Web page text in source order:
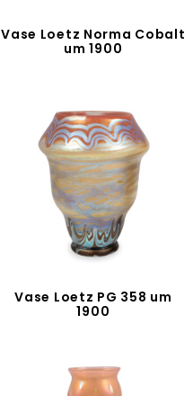
Vase Loetz Norma Cobalt
um 1900
Vase Loetz PG 358 um
1900